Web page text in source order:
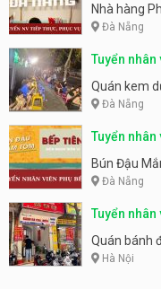
Nhà hàng
Đà Nẵng
Tuyển
Quán kem
Đà Nẵng
Tuyển nhân
Tiên
Bún Đậu
Đà Nẵng
Tuyển nhân
Quán bánh
Hà Nội